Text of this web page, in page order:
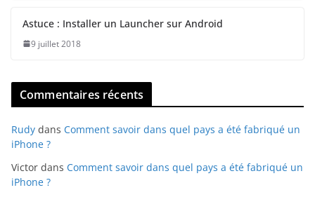
Astuce : Installer un Launcher sur Android
9 juillet 2018
Commentaires récents
Rudy dans Comment savoir dans quel pays a été fabriqué un
iPhone ?
Victor dans Comment savoir dans quel pays a été fabriqué un
iPhone ?